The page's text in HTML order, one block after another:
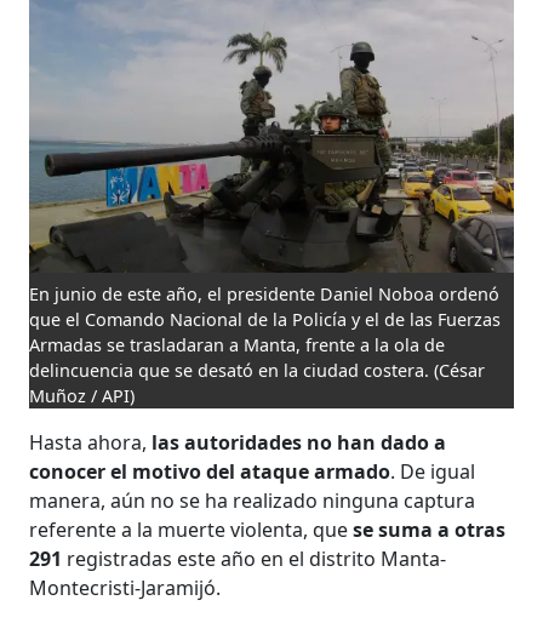
En junio de este año, el presidente Daniel Noboa ordenó
que el Comando Nacional de la Policía y el de las Fuerzas
Armadas se trasladaran a Manta, frente a la ola de
delincuencia que se desató en la ciudad costera. (César
Muñoz / API)
Hasta ahora, las autoridades no han dado a
conocer el motivo del ataque armado. De igual
manera, aún no se ha realizado ninguna captura
referente a la muerte violenta, quese suma a otras
291 registradas este año en el distrito Manta-
Montecristi-Jaramijó.